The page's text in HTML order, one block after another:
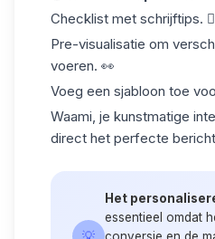
Checklist met schrijftips.
Pre-visualisatie om
voeren. 👀
Voeg een sjabloon toe
Waami, je kunstmatige
direct het perfecte
Het
essentieel omdat
conversie en de